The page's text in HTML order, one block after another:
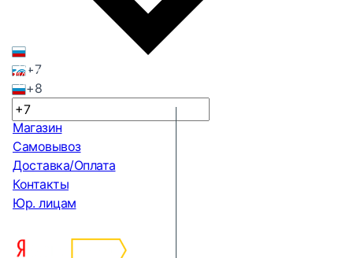
+7
+8
Магазин
Самовывоз
Доставка/Оплата
Контакты
Юр. лицам